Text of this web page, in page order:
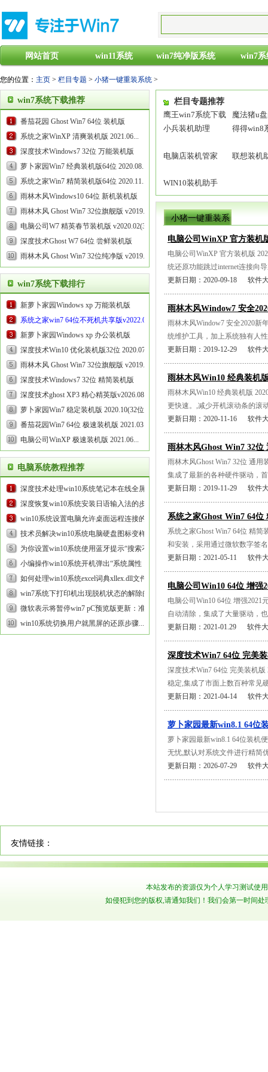
网站首页 win11系统 win7纯净版系统 win7系
您的位置： 主页 > 栏目专题 > 小猪一键重装系统 >
win7系统下载推荐
番茄花园 Ghost Win7 64位 装机版
v2019.08...
系统之家WinXP 清爽装机版 2021.06...
深度技术Windows7 32位 万能装机版
2021.09...
萝卜家园Win7 经典装机版64位 2020.08...
系统之家Win7 精简装机版64位 2020.11...
雨林木风Windows10 64位 新机装机版
2020.07...
雨林木风 Ghost Win7 32位旗舰版 v2019.05...
电脑公司W7 精英春节装机版 v2020.02(32
位)...
深度技术Ghost W7 64位 尝鲜装机版
v2020.03...
雨林木风 Ghost Win7 32位纯净版 v2019.09...
win7系统下载排行
新萝卜家园Windows xp 万能装机版
2020.10...
系统之家win7 64位不死机共享版v2022.03
新萝卜家园Windows xp 办公装机版
2021.03...
深度技术Win10 优化装机版32位 2020.07...
雨林木风 Ghost Win7 32位旗舰版 v2019.05...
深度技术Windows7 32位 精简装机版
2020.09...
深度技术ghost XP3 精心精英版v2026.08
萝卜家园Win7 稳定装机版 2020.10(32位)...
番茄花园Win7 64位 极速装机版 2021.03...
电脑公司WinXP 极速装机版 2021.06...
电脑系统教程推荐
深度技术处理win10系统笔记本在线全屏看
电影时出现白屏的方案...
深度恢复win10系统安装日语输入法的步
骤...
win10系统设置电脑允许桌面远程连接的具
体步骤...
技术员解决win10系统电脑硬盘图标变样的
方案...
为你设置win10系统使用蓝牙提示“搜索不到
设备”的步骤...
小编操作win10系统开机弹出“系统属性，由
于启动计算机时出现了页面...
如何处理win10系统excel词典xllex.dll文件丢
失或损坏的方法...
win7系统下打印机出现脱机状态的解除的步
骤介绍...
微软表示将暂停win7 pC预览版更新：准备
推送UUp的修复方案...
win10系统切换用户就黑屏的还原步骤...
栏目专题推荐
鹰王win7系统下载
魔法猪u
小兵装机助理
得得win8
电脑店装机管家 联想装机
WIN10装机助手
小猪一键重装系
统列表
电脑公司WinXP 官方装机
电脑公司WinXP 官方装机版
统还原功能跳过internet连接向
更新日期：2020-09-18 软件
雨林木风Window7 安全
雨林木风Window7 安全2020新
统维护工具，加上系统独有人
更新日期：2019-12-29 软件
雨林木风Win10 经典装机
雨林木风Win10 经典装机版
更快速。,减少开机滚动条的滚
更新日期：2020-11-16 软件
雨林木风Ghost Win7 32位
雨林木风Ghost Win7 32位 通
集成了最新的各种硬件驱动，
更新日期：2019-11-29 软件
系统之家Ghost Win7 64位
系统之家Ghost Win7 64位 精
和安装，采用通过微软数字签
更新日期：2021-05-11 软件
电脑公司Win10 64位 增强
电脑公司Win10 64位 增强
自动清除，集成了大量驱动，
更新日期：2021-01.29 软件
深度技术Win7 64位 完美
深度技术Win7 64位 完美装机
稳定,集成了市面上数百种常见
更新日期：2021-04-14 软件
萝卜家园最新win8.1 64位
萝卜家园最新win8.1 64位装机
无忧,默认对系统文件进行精简
更新日期：2026-07-29 软件
友情链接：
本站发布的资源仅为个人学习测试使
如侵犯到您的版权,请通知我们！我们会第一时间处